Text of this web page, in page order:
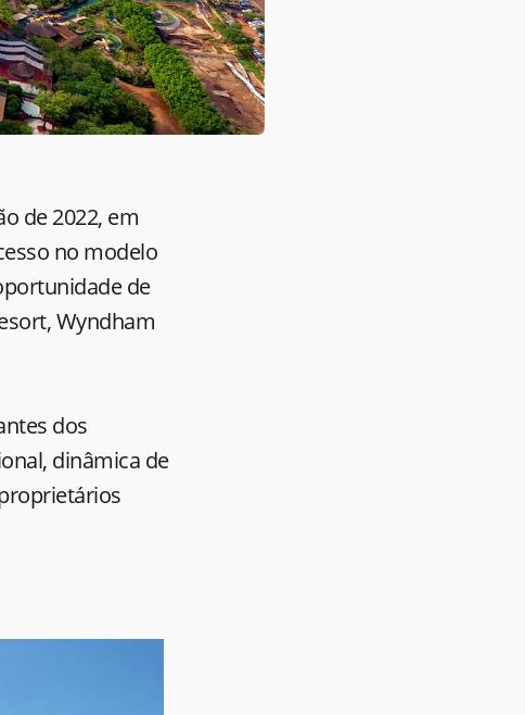
de 2022, em
no modelo
de
Wyndham
dos
dinâmica de